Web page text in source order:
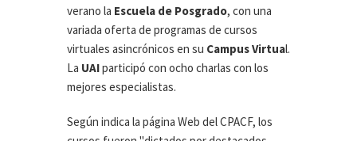
verano la Escuela de Posgrado, con una
variada oferta de programas de cursos
virtuales asincrónicos en su Campus Virtual.
La UAIparticipó con ocho charlas con los
mejores especialistas.
Según indica la página Web del CPACF, los